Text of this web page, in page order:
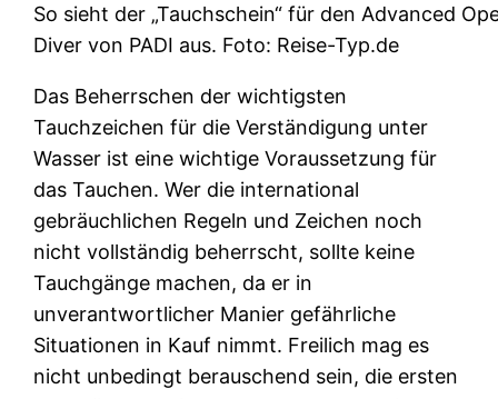
So sieht der „Tauchschein“ für den Advanced
Diver von PADI aus. Foto: Reise-Typ.de
Das Beherrschen der wichtigsten
Tauchzeichen für die Verständigung unter
Wasser ist eine wichtige Voraussetzung für
das Tauchen. Wer die international
gebräuchlichen Regeln und Zeichen noch
nicht vollständig beherrscht, sollte keine
Tauchgänge machen, da er in
unverantwortlicher Manier gefährliche
Situationen in Kauf nimmt. Freilich mag es
nicht unbedingt berauschend sein, die ersten